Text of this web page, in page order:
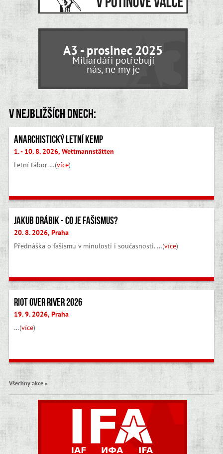
A3 - prosinec 2025
Miliardáři potřebují
nás, ne my je
V nejbližších dnech:
Anarchistický letní kemp
1. - 10. 8. 2026, Wettmannstätten
Letní tábor …(více)
Jakub Drábik - Co je fašismus?
20. 8. 2026, Praha
Přednáška o fašismu v minulosti i současnosti. …(více)
Riot Over River 2026
19. 9. 2026, Praha
…(více)
Všechny akce »